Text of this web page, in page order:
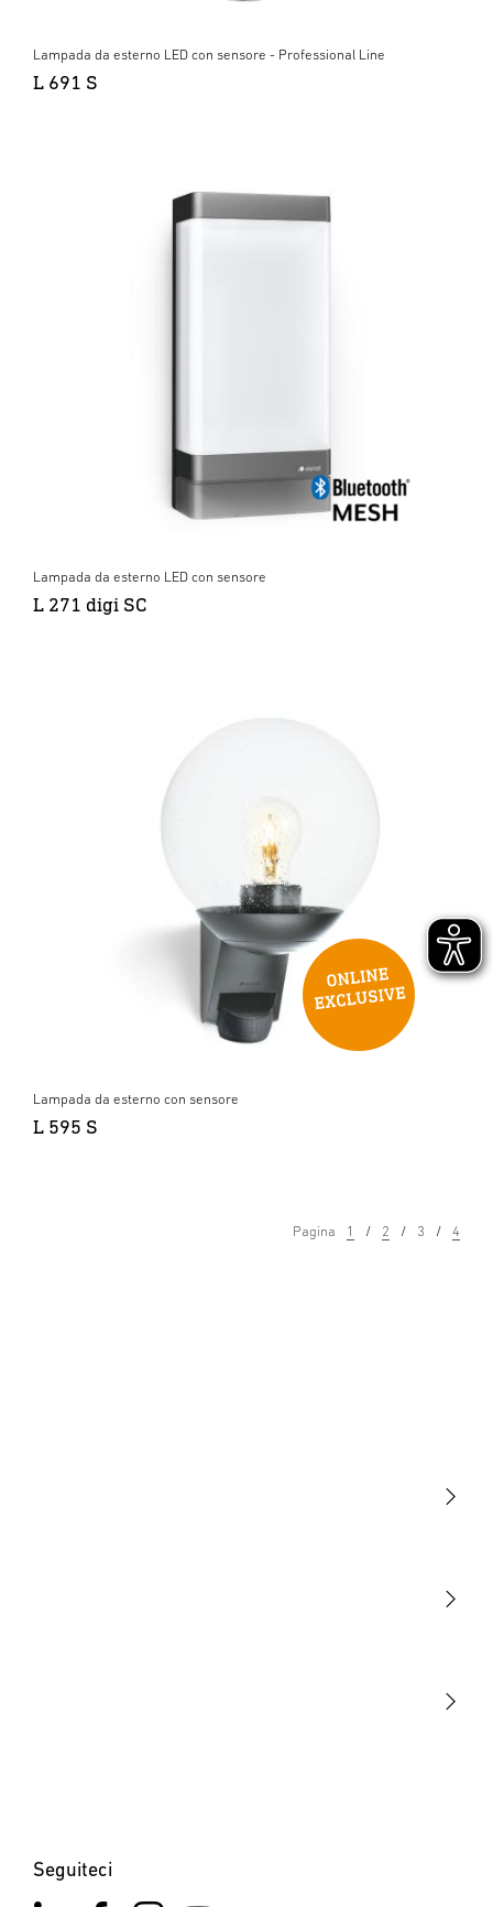
Lampada da esterno LED con sensore - Professional Line
L 691 S
Lampada da esterno LED con sensore
L 271 digi SC
Lampada da esterno con sensore
L 595 S
Pagina 1 2 3 4
Seguiteci